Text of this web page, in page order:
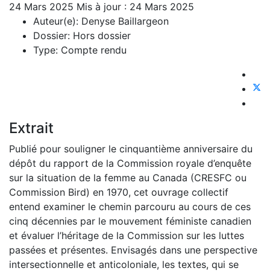
24 Mars 2025 Mis à jour : 24 Mars 2025
Auteur(e): Denyse Baillargeon
Dossier: Hors dossier
Type: Compte rendu
Extrait
Publié pour souligner le cinquantième anniversaire du
dépôt du rapport de la Commission royale d’enquête
sur la situation de la femme au Canada (CRESFC ou
Commission Bird) en 1970, cet ouvrage collectif
entend examiner le chemin parcouru au cours de ces
cinq décennies par le mouvement féministe canadien
et évaluer l’héritage de la Commission sur les luttes
passées et présentes. Envisagés dans une perspective
intersectionnelle et anticoloniale, les textes, qui se